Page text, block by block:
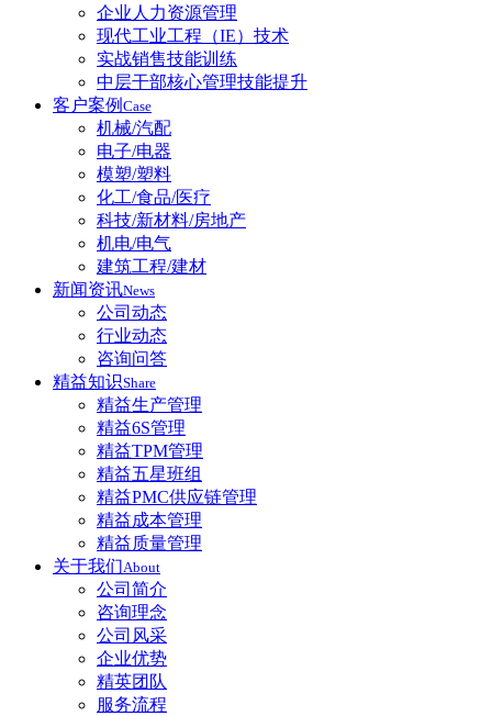
企业人力资源管理
现代工业工程（IE）技术
实战销售技能训练
中层干部核心管理技能提升
客户案例 Case
机械/汽配
电子/电器
模塑/塑料
化工/食品/医疗
科技/新材料/房地产
机电/电气
建筑工程/建材
新闻资讯News
公司动态
行业动态
咨询问答
精益知识Share
精益生产管理
精益6S管理
精益TPM管理
精益五星班组
精益PMC供应链管理
精益成本管理
精益质量管理
关于我们About
公司简介
咨询理念
公司风采
企业优势
精英团队
服务流程